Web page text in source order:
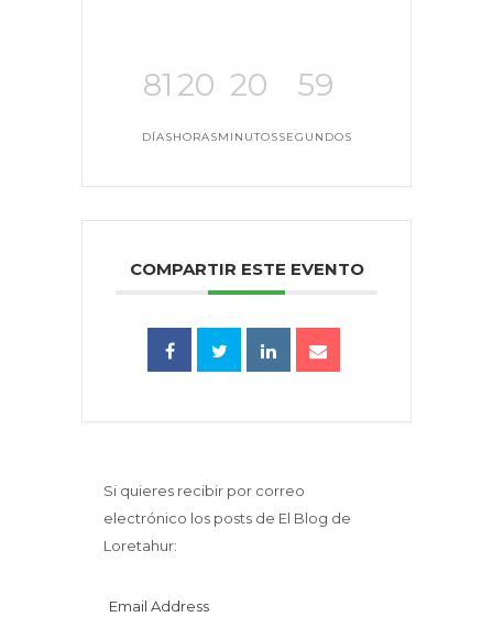
81
DÍAS
20
HORAS
20
MINUTOS
59
SEGUNDOS
COMPARTIR ESTE EVENTO
Si quieres recibir por correo
electrónico los posts de El Blog de
Loretahur:
Email Address